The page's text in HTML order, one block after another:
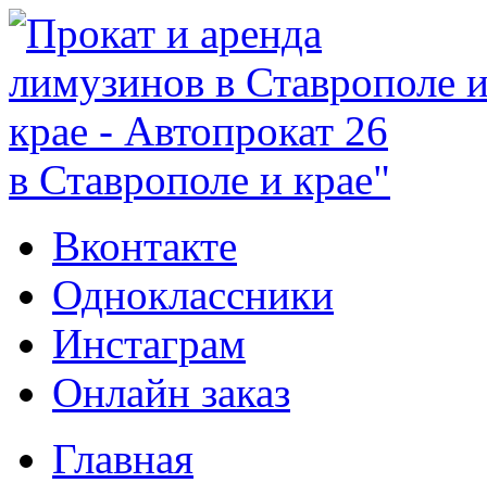
в Ставрополе и крае"
Вконтакте
Одноклассники
Инстаграм
Онлайн заказ
Главная